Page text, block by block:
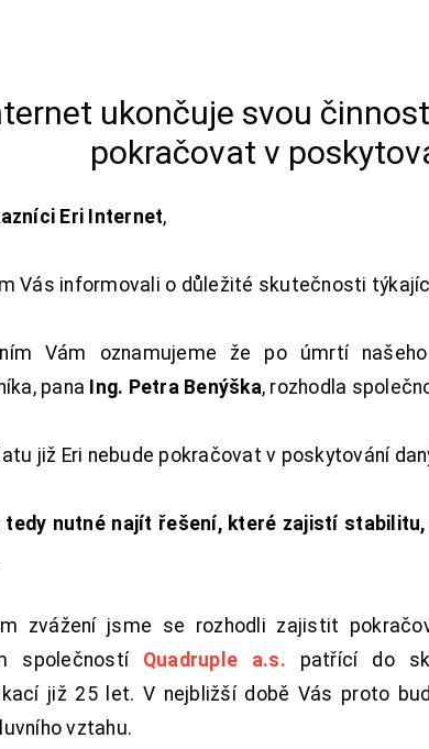
ukončuje svou
pokračovat v
Eri Internet,
Vás informovali o důležité skutečnosti
Vám oznamujeme že po úmrtí
pana Ing. Petra Benýška, rozhodla
již Eri nebude pokračovat v poskytování
nutné najít řešení, které zajistí
zvážení jsme se rozhodli zajistit
společností Quadruple a.s. patřící do
již 25 let. V nejbližší době Vás proto
vztahu.